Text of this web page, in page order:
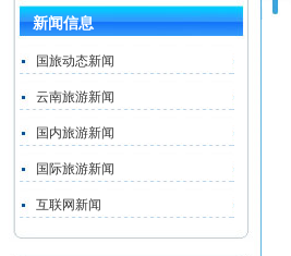
新闻信息
国旅动态新闻
云南旅游新闻
国内旅游新闻
国际旅游新闻
互联网新闻